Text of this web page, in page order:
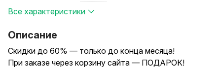
Все характеристики
Описание
Скидки до 60% — только до конца месяца!
При заказе через корзину сайта — ПОДАРОК!